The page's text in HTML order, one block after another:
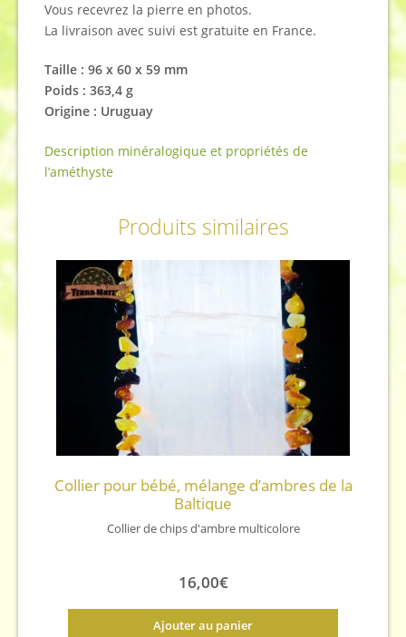
Vous recevrez la pierre en photos.
La livraison avec suivi est gratuite en France.
Taille : 96 x 60 x 59 mm
Poids : 363,4 g
Origine : Uruguay
Description minéralogique et propriétés de
l’améthyste
Produits similaires
Collier pour bébé, mélange d’ambres de la
Baltique
Collier de chips d'ambre multicolore
16,00€
Ajouter au panier